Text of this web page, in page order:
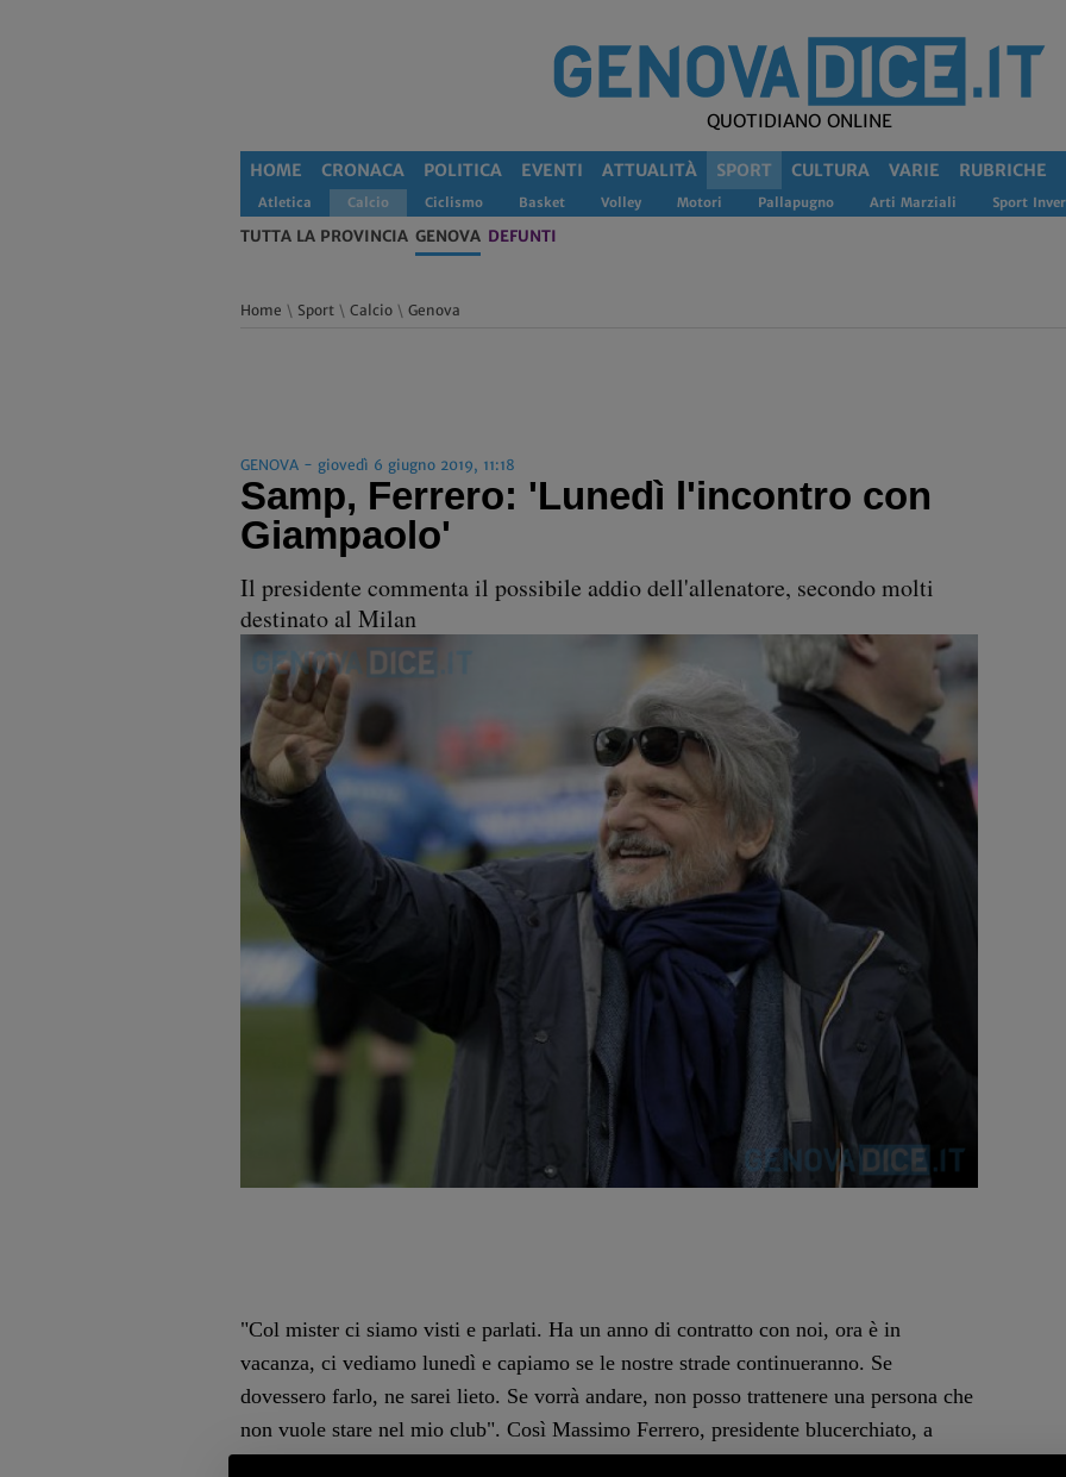
QUOTIDIANO ONLINE
HOME CRONACA POLITICA EVENTI ATTUALITÀ SPORT CULTURA VARIE RUBRICHE
Atletica Calcio Ciclismo Basket Volley Motori Pallapugno Arti Marziali Sport
TUTTA LA PROVINCIA GENOVA DEFUNTI
Home \ Sport \ Calcio \ Genova
GENOVA - giovedì 6 giugno 2019, 11:18
Samp, Ferrero: 'Lunedì l'incontro con
Giampaolo'
Il presidente commenta il possibile addio dell'allenatore, secondo molti
destinato al Milan
"Col mister ci siamo visti e parlati. Ha un anno di contratto con noi, ora è in
vacanza, ci vediamo lunedì e capiamo se le nostre strade continueranno. Se
dovessero farlo, ne sarei lieto. Se vorrà andare, non posso trattenere una persona che
non vuole stare nel mio club". Così Massimo Ferrero, presidente blucerchiato, a